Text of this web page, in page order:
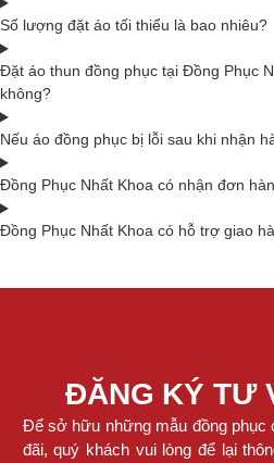
Số lượng đặt áo tối thiểu là bao nhiêu?
Đặt áo thun đồng phục tại Đồng Phục
không?
Nếu áo đồng phục bị lỗi sau khi nhận
Đồng Phục Nhất Khoa có nhận đơn
Đồng Phục Nhất Khoa có hỗ trợ giao
ĐĂNG KÝ TƯ
Để sở hữu những mẫu đồng
đãi, quý khách vui lòng để lại